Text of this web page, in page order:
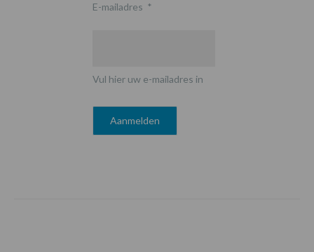
E-mailadres *
Vul hier uw e-mailadres in